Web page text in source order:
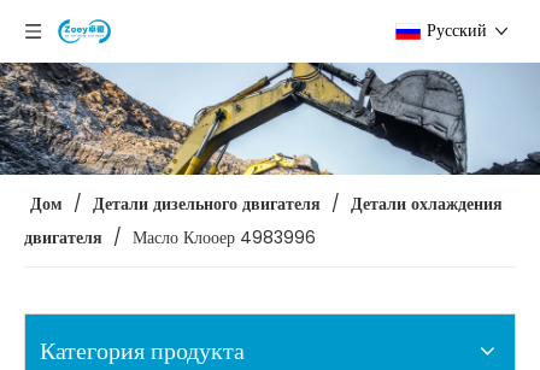
Pусский
Дом / Детали дизельного двигателя / Детали охлаждения
двигателя / Масло Клооер 4983996
Категория продукта